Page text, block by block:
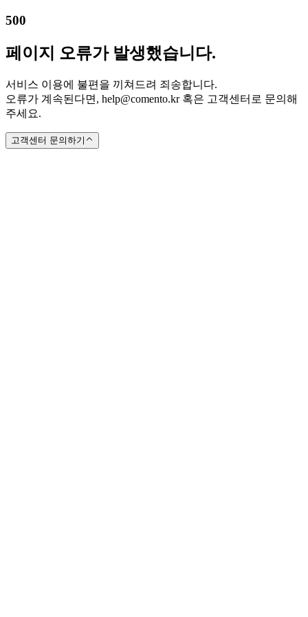
500
페이지 오류가 발생했습니다.
서비스 이용에 불편을 끼쳐드려 죄송합니다.
오류가 계속된다면, help@comento.kr 혹은 고객센터로 문의해
주세요.
고객센터 문의하기